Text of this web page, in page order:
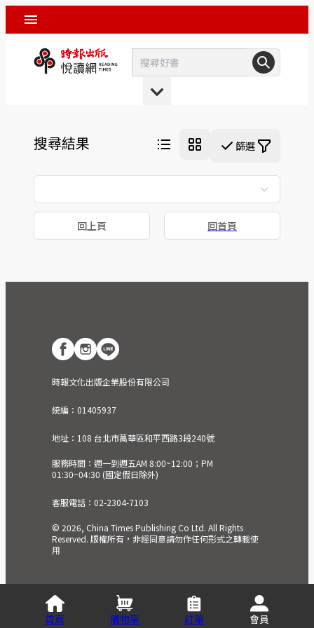
搜尋結果 篩選
回上頁 回首頁
時報文化出版企業股份有限公司
統編：01405937
地址：108 台北市萬華區和平西路3段240號
服務時間：週一到週五AM 8:00~12:00；PM
01:30~04:30 (國定假日除外)
客服電話：02-2304-7103
© 2026, China Times Publishing Co Ltd. All Rights
Reserved. 版權所有，非經同意請勿作任何形式之轉載使
用
首頁 購物車 訂單 會員